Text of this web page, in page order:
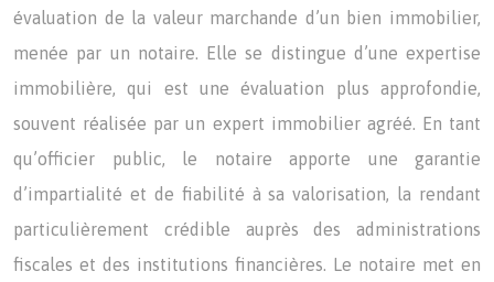
évaluation de la valeur marchande d’un bien immobilier,
menée par un notaire. Elle se distingue d’une expertise
immobilière, qui est une évaluation plus approfondie,
souvent réalisée par un expert immobilier agréé. En tant
qu’officier public, le notaire apporte une garantie
d’impartialité et de fiabilité à sa valorisation, la rendant
particulièrement crédible auprès des administrations
fiscales et des institutions financières. Le notaire met en